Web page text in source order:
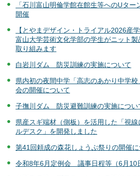
「石川富山明倫学館在館生等へのUタ
開催
【とやまデザイン・トライアル2026産
富山大学芸術文化学部の学生がニット
取り組みます
白岩川ダム 防災訓練の実施について
県内初の夜間中学「高志のあかり中学
会の開催について
子撫川ダム 防災避難訓練の実施につい
県産スギ端材（側板）を活用した「視
ルデスク」を開発しました
第41回頼成の森花しょうぶ祭りの開催
令和8年6月定例会 議事日程等（6月10